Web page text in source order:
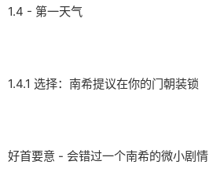
1.4 - 第一天气
1.4.1 选择：南希提议在你的门朝装锁
好首要意 - 会错过一个南希的微小剧情